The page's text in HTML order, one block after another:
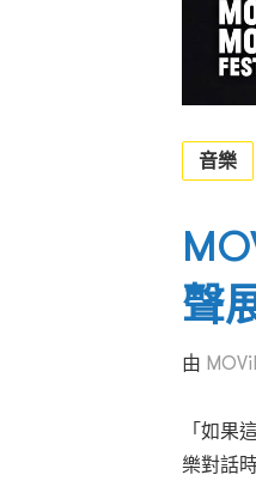
音樂
聲
由
「如果
樂對話